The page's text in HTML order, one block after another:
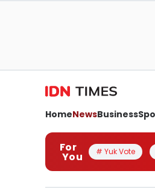
HomeNewsBusiness
For
You # Yuk Vote